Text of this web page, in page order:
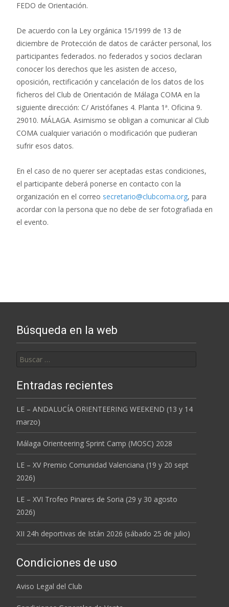
FEDO de Orientación.
De acuerdo con la Ley orgánica 15/1999 de 13 de
diciembre de Protección de datos de carácter personal, los
participantes federados. no federados y socios declaran
conocer los derechos que les asisten de acceso,
oposición, rectificación y cancelación de los datos de los
ficheros del Club de Orientación de Málaga COMA en la
siguiente dirección: C/ Aristófanes 4. Planta 1ª. Oficina 9.
29010. MÁLAGA. Asimismo se obligan a comunicar al Club
COMA cualquier variación o modificación que pudieran
sufrir esos datos.
En el caso de no querer ser aceptadas estas condiciones,
el participante deberá ponerse en contacto con la
organización en el correo secretario@clubcoma.org, para
acordar con la persona que no debe de ser fotografiada en
el evento.
Búsqueda en la web
Entradas recientes
LE – ANDALUCÍA ORIENTEERING WEEKEND (13 y 14
marzo)
Málaga Orienteering Sprint Camp (MOSC) 2028
LE – XV Premio Comunidad Valenciana (19 y 20 sept
2026)
LE – XVI Trofeo Pinares de Soria (29 y 30 agosto
2026)
XII 24h deportivas de Istán 2026 (sábado 25 de julio)
Condiciones de uso
Aviso Legal del Club